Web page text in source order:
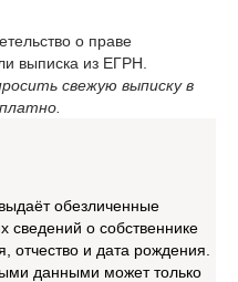
о праве
выписка из ЕГРН.
свежую выписку в
обезличенные
сведений о собственнике
и дата рождения.
данными может только